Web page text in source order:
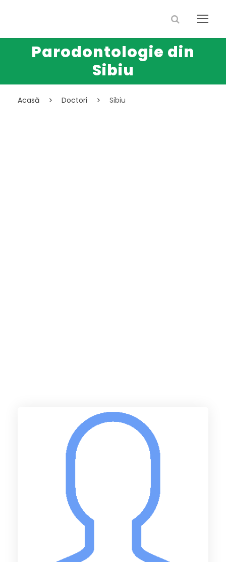
Parodontologie din
Sibiu
Acasă Doctori Sibiu